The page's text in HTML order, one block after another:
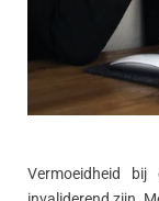
Vermoeidheid bij